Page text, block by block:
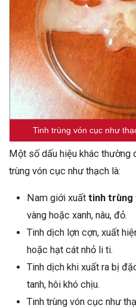
Tinh trùng vón cục như
Một số dấu hiệu khác thường
trùng vón cục như thạch là:
Nam giới xuất tinh trùng
vàng hoặc xanh, nâu, đỏ.
Tinh dịch lợn cợn, xuất
hoặc hạt cát nhỏ li ti.
Tinh dịch khi xuất ra bị
tanh, hôi khó chịu.
Tinh trùng vón cục như